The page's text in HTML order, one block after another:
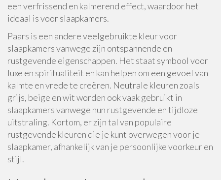
een verfrissend en kalmerend effect, waardoor het
ideaal is voor slaapkamers.
Paars is een andere veelgebruikte kleur voor
slaapkamers vanwege zijn ontspannende en
rustgevende eigenschappen. Het staat symbool voor
luxe en spiritualiteit en kan helpen om een gevoel van
kalmte en vrede te creëren. Neutrale kleuren zoals
grijs, beige en wit worden ook vaak gebruikt in
slaapkamers vanwege hun rustgevende en tijdloze
uitstraling. Kortom, er zijn tal van populaire
rustgevende kleuren die je kunt overwegen voor je
slaapkamer, afhankelijk van je persoonlijke voorkeur en
stijl.